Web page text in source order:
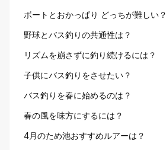
ボートとおかっぱり どっちが難しい？
野球とバス釣りの共通性は？
リズムを崩さずに釣り続けるには？
子供にバス釣りをさせたい？
バス釣りを春に始めるのは？
春の風を味方にするには？
4月のため池おすすめルアーは？